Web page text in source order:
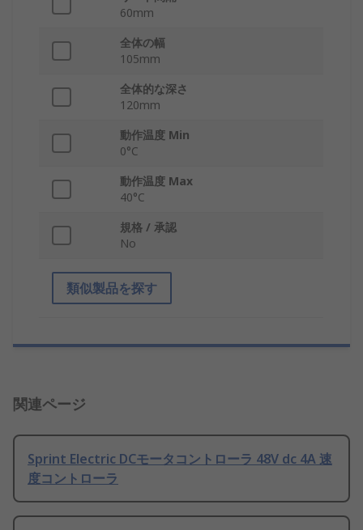
60mm
全体の幅
105mm
全体的な深さ
120mm
動作温度 Min
0°C
動作温度 Max
40°C
規格 / 承認
No
類似製品を探す
関連ページ
Sprint Electric DCモータコントローラ 48V dc 4A 速
度コントローラ